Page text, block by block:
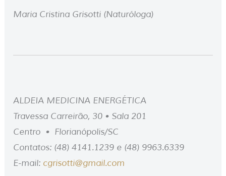
Maria Cristina Grisotti (Naturóloga)
ALDEIA MEDICINA ENERGÉTICA
Travessa Carreirão, 30 • Sala 201
Centro • Florianópolis/SC
Contatos: (48) 4141.1239 e (48) 9963.6339
E-mail: cgrisotti@gmail.com